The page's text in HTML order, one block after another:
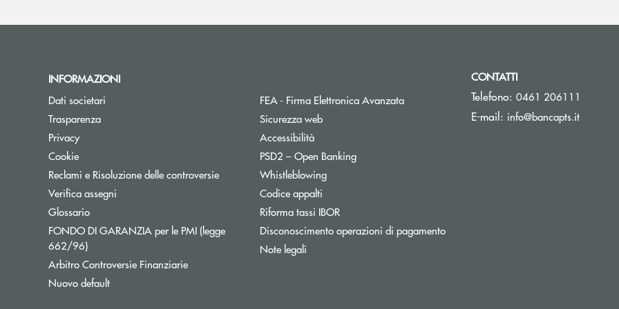
INFORMAZIONI
Dati societari
Trasparenza
PrivacyApre una nuova finestra
Cookie
Reclami e Risoluzione delle controversie
Verifica assegni
GlossarioApre una nuova finestra
FONDO DI GARANZIA per le PMI (legge
662/96)Apre una nuova finestra
Arbitro Controversie FinanziarieApre una nuova finestra
Nuovo default
FEA - Firma Elettronica AvanzataApre una nuova finestra
Sicurezza web
Accessibilità
PSD2 – Open BankingApre una nuova finestra
Whistleblowing
Codice appalti
Riforma tassi IBORApre una nuova finestra
Disconoscimento operazioni di pagamentoApre una nuova finestra
Note legali
CONTATTI
Telefono: 0461 206111
E-mail: info@bancapts.it(si apre